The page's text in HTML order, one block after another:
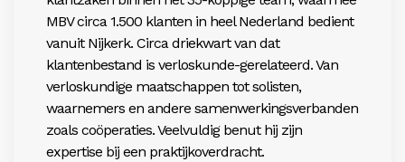
MBV circa 1.500 klanten in heel Nederland bedient
vanuit Nijkerk. Circa driekwart van dat
klantenbestand is verloskunde-gerelateerd. Van
verloskundige maatschappen tot solisten,
waarnemers en andere samen­werkingsverbanden
zoals coöperaties. Veelvuldig benut hij zijn
expertise bij een praktijkoverdracht.